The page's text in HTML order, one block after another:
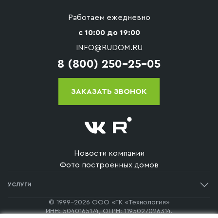
за счёт использования усиленных клееных балок для
исключающего промерзание древесины, а также
системы вентиляции, предотвращающей конденсат
и плесень под кровлей.
Работаем ежедневно
с 10:00 до 19:00
INFO@RUDOM.RU
8 (800) 250-25-05
ЗАКАЗАТЬ ЗВОНОК
Новости компании
Фото построенных домов
УСЛУГИ
Одноэтажные дома
© 1999-2026 ООО «ГК «Технология»
ИНН: 5040165174, ОГРН: 1195027026314.